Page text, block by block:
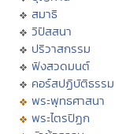
สมาธิ
วิปัสสนา
ปริวาสกรรม
ฟังสวดมนต์
คอร์สปฏิบัติธรรม
พระพุทธศาสนา
พระไตรปิฏก